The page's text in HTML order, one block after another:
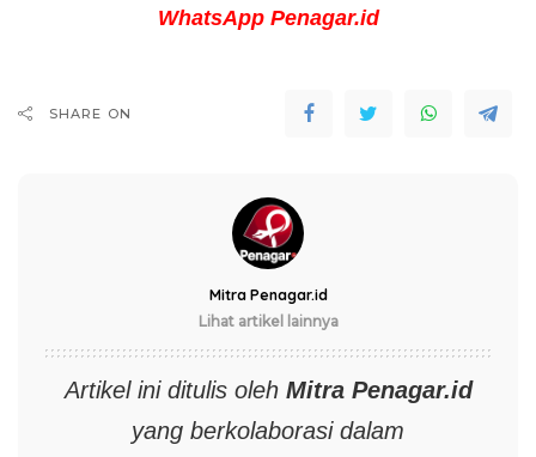
WhatsApp Penagar.id
SHARE ON
Mitra Penagar.id
Lihat artikel lainnya
Artikel ini ditulis oleh Mitra Penagar.id
yang berkolaborasi dalam